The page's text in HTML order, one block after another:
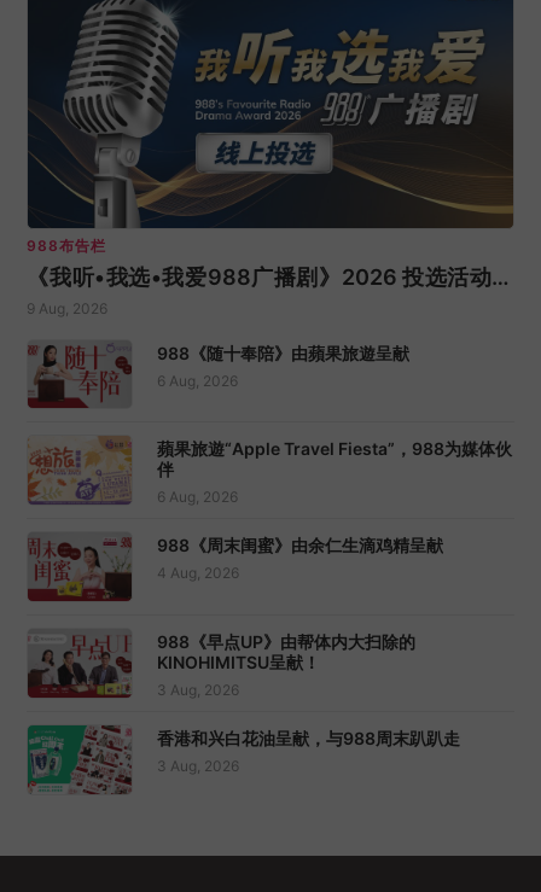
988布告栏
《我听•我选•我爱988广播剧》2026 投选活动重
磅回归！
9 Aug, 2026
988《随十奉陪》由蘋果旅遊呈献
6 Aug, 2026
蘋果旅遊“Apple Travel Fiesta”，988为媒体伙
伴
6 Aug, 2026
988《周末闺蜜》由余仁生滴鸡精呈献
4 Aug, 2026
988《早点UP》由帮体内大扫除的
KINOHIMITSU呈献！
3 Aug, 2026
香港和兴白花油呈献，与988周末趴趴走
3 Aug, 2026